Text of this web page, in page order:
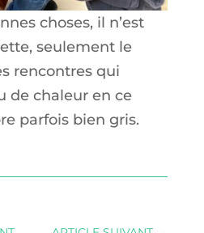
choses, il n’est
seulement le
rencontres qui
de chaleur en ce
parfois bien gris.